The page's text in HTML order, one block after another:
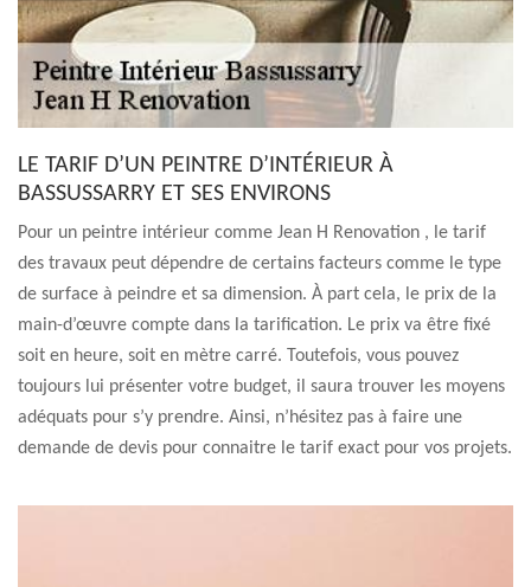
LE TARIF D’UN PEINTRE D’INTÉRIEUR À
BASSUSSARRY ET SES ENVIRONS
Pour un peintre intérieur comme Jean H Renovation , le tarif
des travaux peut dépendre de certains facteurs comme le type
de surface à peindre et sa dimension. À part cela, le prix de la
main-d’œuvre compte dans la tarification. Le prix va être fixé
soit en heure, soit en mètre carré. Toutefois, vous pouvez
toujours lui présenter votre budget, il saura trouver les moyens
adéquats pour s’y prendre. Ainsi, n’hésitez pas à faire une
demande de devis pour connaitre le tarif exact pour vos projets.